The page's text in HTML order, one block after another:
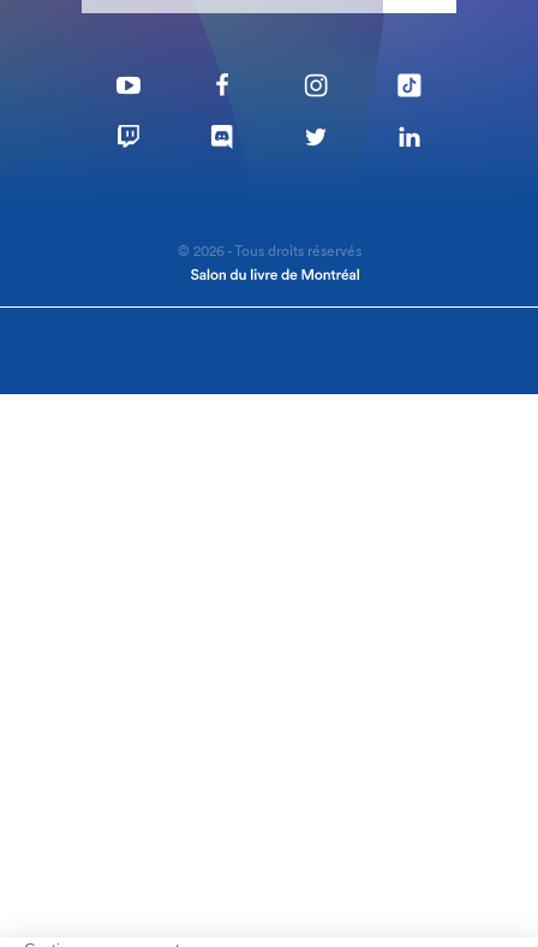
© 2026 - Tous droits réservés